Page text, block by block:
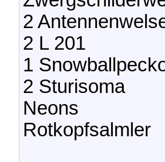
2
2 L 201
1
2 Sturisoma
Neons
Rotkopfsalmler